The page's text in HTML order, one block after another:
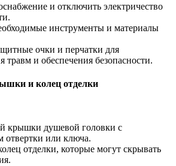
и отключить электричество
инструменты и материалы
очки и перчатки для
травм и обеспечения безопасности.
и колец отделки
крышки душевой головки с
отвертки или ключа.
отделки, которые могут скрывать